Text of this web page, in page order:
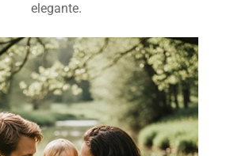
elegante.